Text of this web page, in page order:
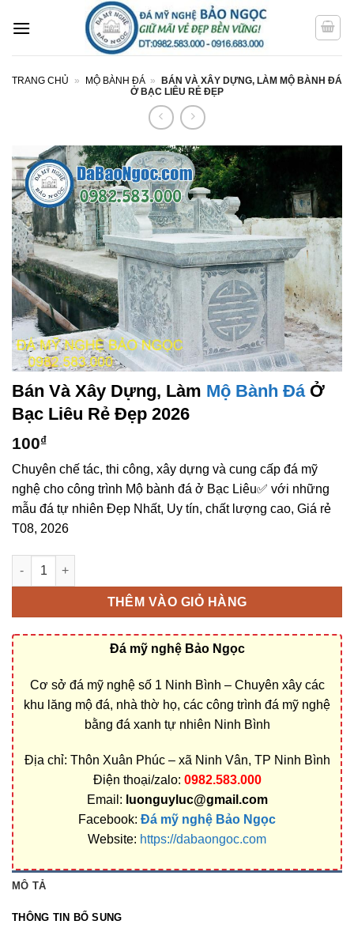
qua
TRANG CHỦ » MỘ BÀNH ĐÁ »
BÁN VÀ XÂY DỰNG, LÀM MỘ BÀNH ĐÁ
Ở BẠC LIÊU RẺ ĐẸP
Bán Và Xây Dựng, Làm Mộ Bành ĐáỞ
Bạc Liêu Rẻ Đẹp 2026
100₫
Chuyên chế tác, thi công, xây dựng và cung cấp đá mỹ
nghệ cho công trình Mộ bành đá ở Bạc Liêu✅ với những
mẫu đá tự nhiên Đẹp Nhất, Uy tín, chất lượng cao, Giá rẻ
T08, 2026
Bán và xây dựng, làm Mộ bành đá ở Bạc Liêu rẻ đẹp số lượng
THÊM VÀO GIỎ HÀNG
Đá mỹ nghệ Bảo Ngọc
Cơ sở đá mỹ nghệ số 1 Ninh Bình – Chuyên xây các
khu lăng mộ đá, nhà thờ họ, các công trình đá mỹ nghệ
bằng đá xanh tự nhiên Ninh Bình
Địa chỉ: Thôn Xuân Phúc – xã Ninh Vân, TP Ninh Bình
Điện thoại/zalo: 0982.583.000
Email: luonguyluc@gmail.com
Facebook: Đá mỹ nghệ Bảo Ngọc
Website: https://dabaongoc.com
MÔ TẢ
THÔNG TIN BỔ SUNG